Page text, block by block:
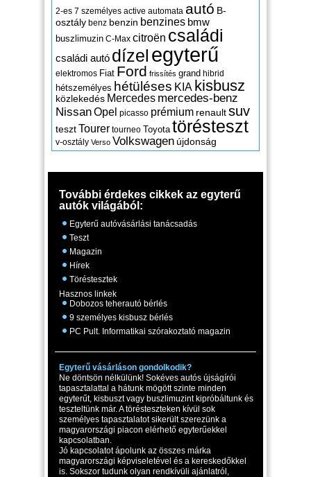
2-es 7 személyes active automata autó B-
osztály benz benzin benzines bmw
buszlimuzin C-Max citroën családi
családi autó dízel egyterű
elektromos Fiat Ford frissítés grand hibrid
hétszemélyes hétüléses KIA kisbusz
közlekedés Mercedes mercedes-benz
NissanOpel picasso prémium renaultsuv
tesztTourer tourneo Toyota törésteszt
v-osztály Verso Volkswagen újdonság
További érdekes cikkek az egyterű
autók világából:
Egyterű autóvásárlási tanácsadás
Teszt
Magazin
Hírek
Töréstesztek
Hasznos linkek
Dobozos teherautó bérlés
9 személyes kisbusz bérlés
PC Pult. Informatikai szórakoztató magazin
Egyterű vásárláson gondolkodik?
Ne döntsön nélkülünk! Sokéves autós újságírói
tapasztalattal a hátunk mögött szinte minden
egyterűt, kisbuszt vagy buszlimuzint kipróbáltunk és
teszteltünk már. A törésteszteken kívül sok
személyes tapasztalatot sikerült szerezünk a
magyarországi piacon elérhető egyterűekkel
kapcsolatban.
Jó kapcsolatot ápolunk az összes márka
magyarországi képviseletével és a kereskedőkkel
is. Sokszor tudunk olyan rendkívüli ajánlatról,